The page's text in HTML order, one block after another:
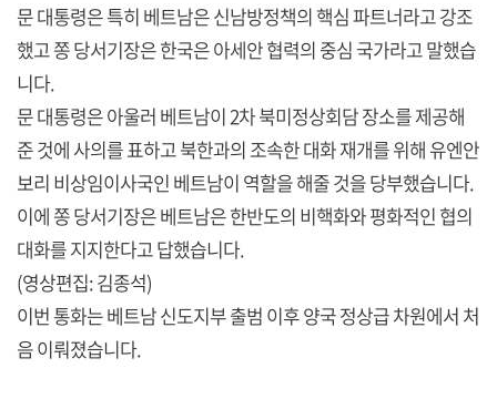
문 대통령은 특히 베트남은 신남방정책의 핵심 파트너라고 강조
했고 쫑 당서기장은 한국은 아세안 협력의 중심 국가라고 말했습
니다.
문 대통령은 아울러 베트남이 2차 북미정상회담 장소를 제공해
준 것에 사의를 표하고 북한과의 조속한 대화 재개를 위해 유엔안
보리 비상임이사국인 베트남이 역할을 해줄 것을 당부했습니다.
이에 쫑 당서기장은 베트남은 한반도의 비핵화와 평화적인 협의
대화를 지지한다고 답했습니다.
(영상편집: 김종석)
이번 통화는 베트남 신도지부 출범 이후 양국 정상급 차원에서 처
음 이뤄졌습니다.